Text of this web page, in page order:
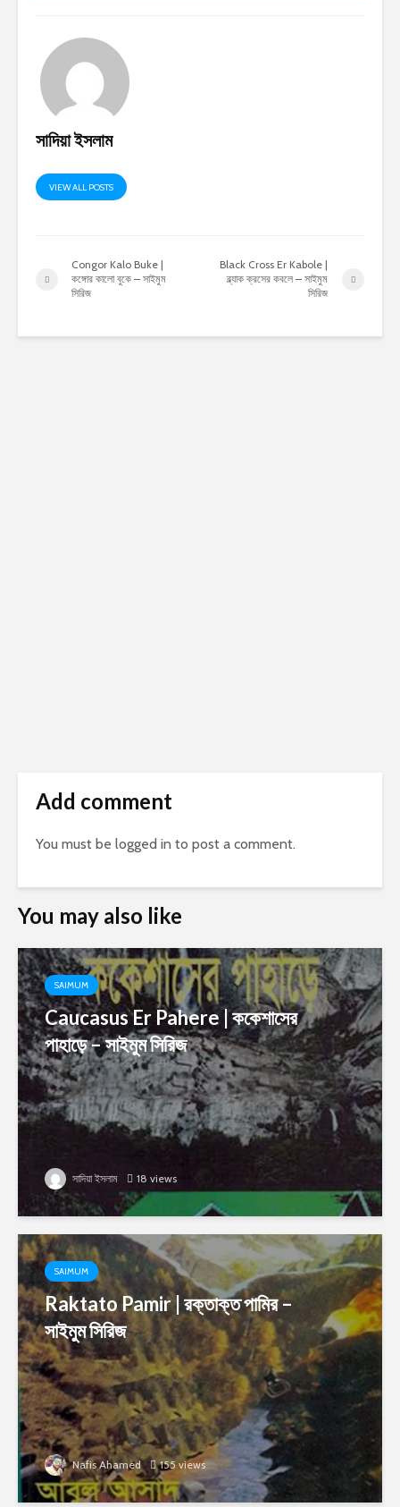
সাদিয়া ইসলাম
VIEW ALL POSTS
Congor Kalo Buke |
কঙ্গোর কালো বুকে – সাইমুম
সিরিজ
Black Cross Er Kabole |
ব্ল্যাক ক্রসের কবলে – সাইমুম
সিরিজ
Add comment
You must be logged in to post a comment.
You may also like
SAIMUM
Caucasus Er Pahere | ককেশাসের
পাহাড়ে – সাইমুম সিরিজ
সাদিয়া ইসলাম 18 views
SAIMUM
Raktato Pamir | রক্তাক্ত পামির –
সাইমুম সিরিজ
Nafis Ahamed 155 views